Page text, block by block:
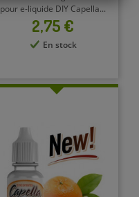
pour e-liquide DIY Capella...
Prix
2,75 €
En stock